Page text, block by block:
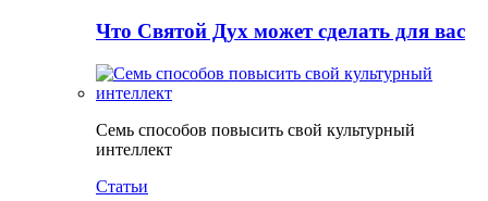
Что Святой Дух может сделать для вас
Семь способов повысить свой культурный
интеллект
Статьи